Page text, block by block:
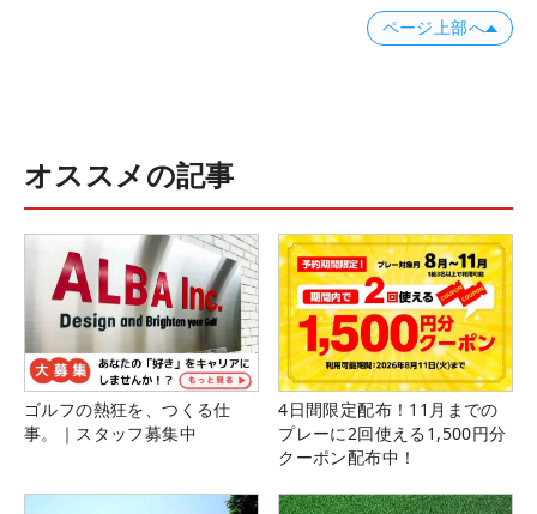
ページ上部へ
オススメの記事
ゴルフの熱狂を、つくる仕
事。｜スタッフ募集中
4日間限定配布！11月までの
プレーに2回使える1,500円分
クーポン配布中！